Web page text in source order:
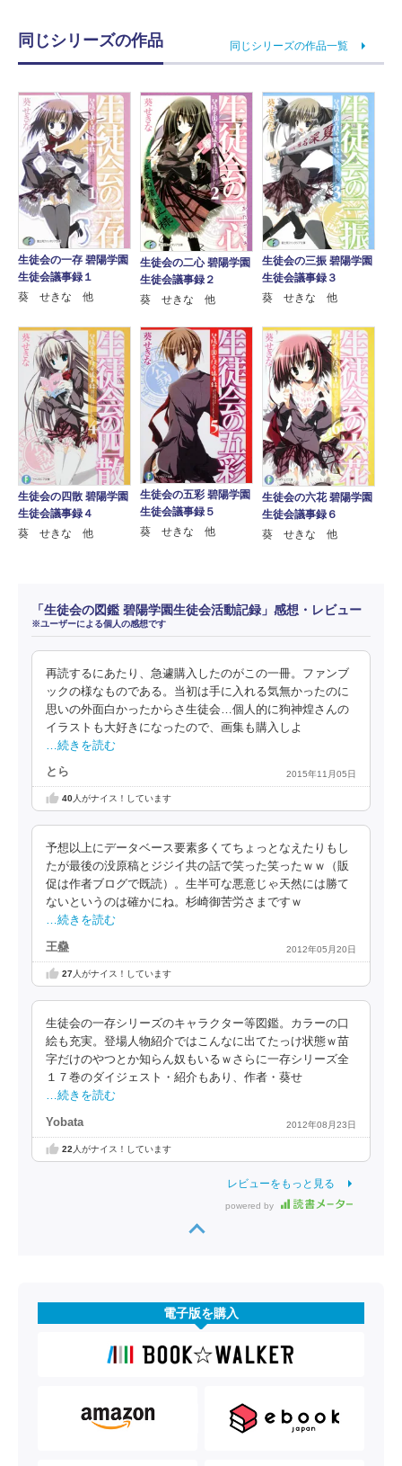
同じシリーズの作品 同じシリーズの作品一覧
生徒会の一存 碧陽学園
生徒会議事録１
葵 せきな 他
生徒会の二心 碧陽学園
生徒会議事録２
葵 せきな 他
生徒会の三振 碧陽学園
生徒会議事録３
葵 せきな 他
生徒会の四散 碧陽学園
生徒会議事録４
葵 せきな 他
生徒会の五彩 碧陽学園
生徒会議事録５
葵 せきな 他
生徒会の六花 碧陽学園
生徒会議事録６
葵 せきな 他
「生徒会の図鑑 碧陽学園生徒会活動記録」感想・レビュー
※ユーザーによる個人の感想です
再読するにあたり、急遽購入したのがこの一冊。ファンブ
ックの様なものである。当初は手に入れる気無かったのに
思いの外面白かったからさ生徒会…個人的に狗神煌さんの
イラストも大好きになったので、画集も購入しよ
…続きを読む
とら 2015年11月05日
40人がナイス！しています
予想以上にデータベース要素多くてちょっとなえたりもし
たが最後の没原稿とジジイ共の話で笑った笑ったｗｗ（販
促は作者ブログで既読）。生半可な悪意じゃ天然には勝て
ないというのは確かにね。杉崎御苦労さまですｗ
…続きを読む
王蠱 2012年05月20日
27人がナイス！しています
生徒会の一存シリーズのキャラクター等図鑑。カラーの口
絵も充実。登場人物紹介ではこんなに出てたっけ状態ｗ苗
字だけのやつとか知らん奴もいるｗさらに一存シリーズ全
１７巻のダイジェスト・紹介もあり、作者・葵せ
…続きを読む
Yobata 2012年08月23日
22 人がナイス！しています
レビューをもっと見る
powered by
電子版を購入